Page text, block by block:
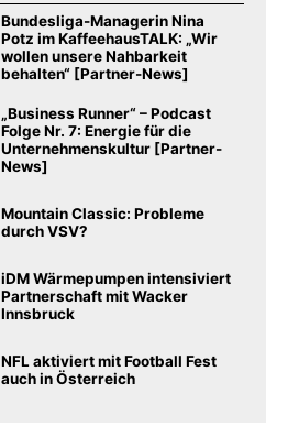
Bundesliga-Managerin Nina
Potz im KaffeehausTALK: „Wir
wollen unsere Nahbarkeit
behalten“ [Partner-News]
„Business Runner“ – Podcast
Folge Nr. 7: Energie für die
Unternehmenskultur [Partner-
News]
Mountain Classic: Probleme
durch VSV?
iDM Wärmepumpen intensiviert
Partnerschaft mit Wacker
Innsbruck
NFL aktiviert mit Football Fest
auch in Österreich